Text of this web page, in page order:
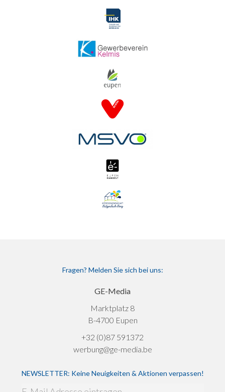
Fragen? Melden Sie sich bei uns:
GE-Media
Marktplatz 8
B-4700 Eupen
+32 (0)87 591372
werbung@ge-media.be
NEWSLETTER: Keine Neuigkeiten & Aktionen verpassen!